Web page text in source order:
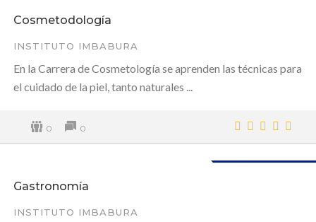
Cosmetodología
INSTITUTO IMBABURA
En la Carrera de Cosmetología se aprenden las técnicas para
el cuidado de la piel, tanto naturales ...
0 0
Gastronomía
INSTITUTO IMBABURA